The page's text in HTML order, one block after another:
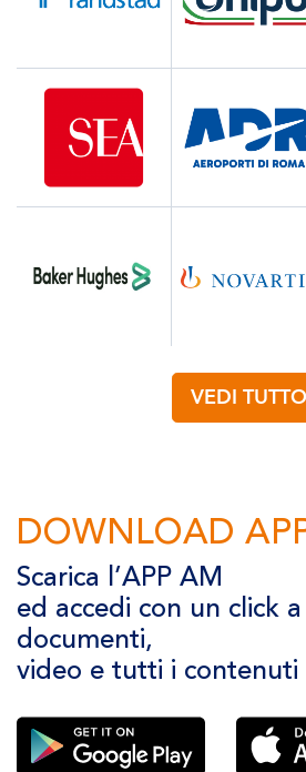
VEDI TUTTO
DOWNLOAD
Scarica l’APP AM
ed accedi con un click
documenti,
video e tutti i contenuti